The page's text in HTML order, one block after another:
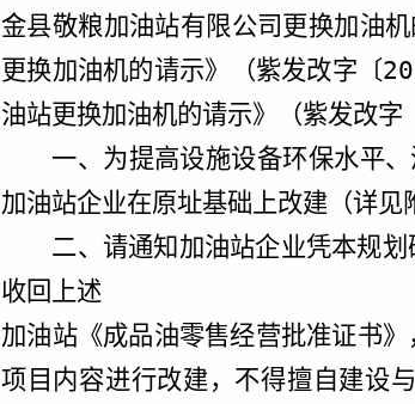
金县敬粮加油站有限公司更换加油
更换加油机的请示》（紫发改字〔
油站更换加油机的请示》（紫发改字
一、为提高设施设备环保水平
加油站企业在原址基础上改建（详见
二、请通知加油站企业凭本规
收回上述
加油站《成品油零售经营批准证书》
项目内容进行改建，不得擅自建设